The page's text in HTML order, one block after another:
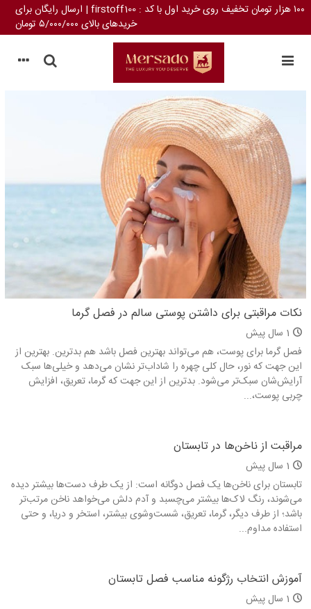
۱۰۰ هزار تومان تخفیف روی خرید اول با کد : firstoff100 | ارسال رایگان برای
خریدهای بالای ۵/۰۰۰/۰۰۰ تومان
نکات مراقبتی برای داشتن پوستی سالم در فصل گرما
1 سال پیش
فصل گرما برای پوست، هم می‌تواند بهترین فصل باشد هم بدترین. بهترین از
این جهت که نور، حال کلی چهره را شاداب‌تر نشان می‌دهد و خیلی‌ها سبک
آرایش‌شان سبک‌تر می‌شود. بدترین از این جهت که گرما، تعریق، افزایش
چربی پوست،...
مراقبت از ناخن‌ها در تابستان
1 سال پیش
تابستان برای ناخن‌ها یک فصل دوگانه است: از یک طرف دست‌ها بیشتر دیده
می‌شوند، رنگ لاک‌ها بیشتر می‌چسبد و آدم دلش می‌خواهد ناخن مرتب‌تر
باشد؛ از طرف دیگر، گرما، تعریق، شست‌وشوی بیشتر، استخر و دریا، و حتی
استفاده مداوم...
آموزش انتخاب رژگونه مناسب فصل تابستان
1 سال پیش